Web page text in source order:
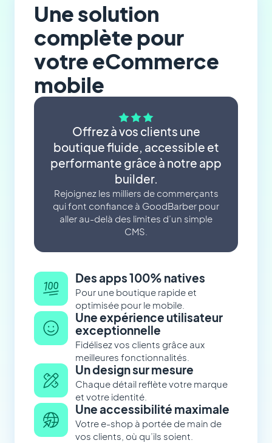
Une solution
complète pour
votre eCommerce
mobile
Offrez à vos clients une
boutique fluide, accessible et
performante grâce à notre app
builder.
Rejoignez les milliers de commerçants
qui font confiance à GoodBarber pour
aller au-delà des limites d’un simple
CMS.
Des apps 100% natives
Pour une boutique rapide et
optimisée pour le mobile.
Une expérience utilisateur
exceptionnelle
Fidélisez vos clients grâce aux
meilleures fonctionnalités.
Un design sur mesure
Chaque détail reflète votre marque
et votre identité.
Une accessibilité maximale
Votre e-shop à portée de main de
vos clients, où qu’ils soient.